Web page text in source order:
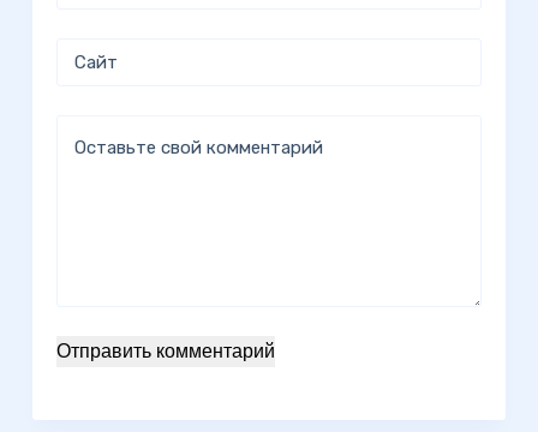
Сайт
Оставьте свой комментарий
Отправить комментарий